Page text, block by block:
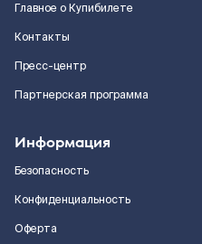
Главное о Купибилете
Контакты
Пресс-центр
Партнерская программа
Информация
Безопасность
Конфиденциальность
Оферта